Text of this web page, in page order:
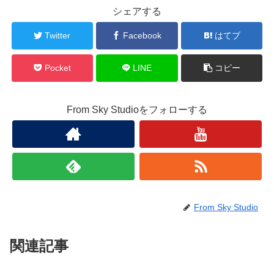
シェアする
Twitter Facebook はてブ
Pocket LINE コピー
From Sky Studioをフォローする
From Sky Studio
関連記事